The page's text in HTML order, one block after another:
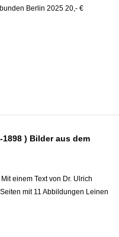
Berlin 2025 20,- €
1898 ) Bilder aus dem
einem Text von Dr. Ulrich
mit 11 Abbildungen Leinen